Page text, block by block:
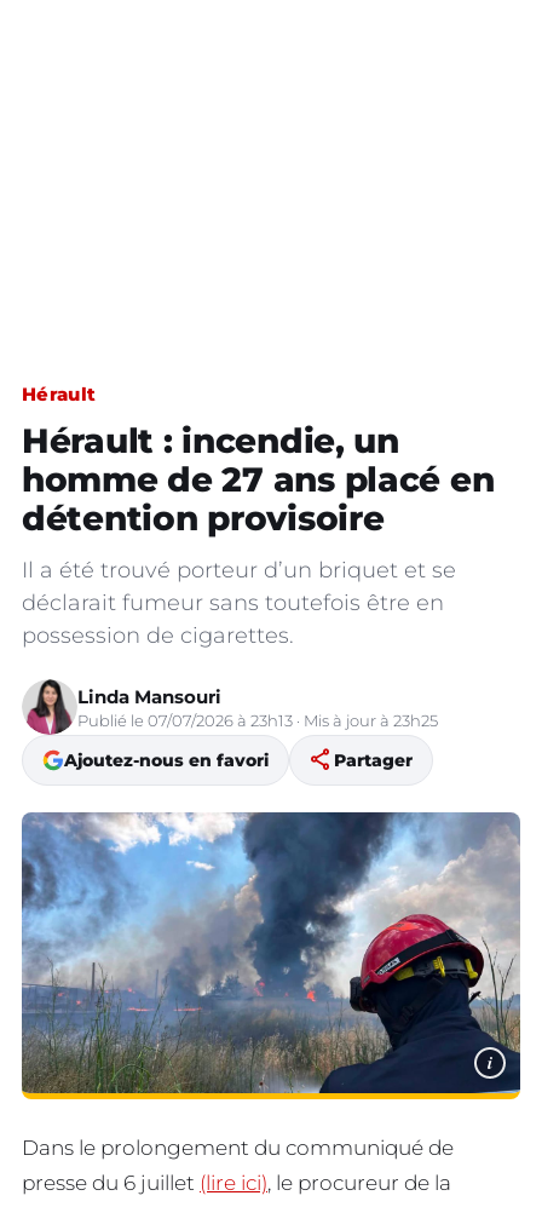
Hérault
Hérault : incendie, un
homme de 27 ans placé en
détention provisoire
Il a été trouvé porteur d’un briquet et se
déclarait fumeur sans toutefois être en
possession de cigarettes.
Linda Mansouri
Publié le 07/07/2026 à 23h13 · Mis à jour à 23h25
Ajoutez-nous en favori share Partager
i
Dans le prolongement du communiqué de
presse du 6 juillet (lire ici), le procureur de la